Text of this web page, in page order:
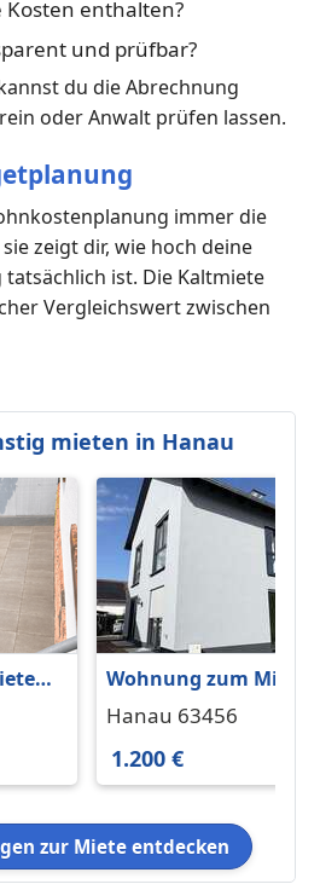
enthalten?
und prüfbar?
du die Abrechnung
oder Anwalt prüfen lassen.
immer die
zeigt dir, wie hoch deine
ist. Die Kaltmiete
Vergleichswert zwischen
mieten in Hanau
Wohnung zum Mieten
in Hanau 1.200 € 52
Hanau 63456
1.200 €
zur Miete entdecken